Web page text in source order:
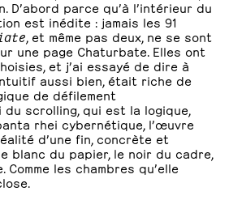
D’abord parce qu’à l’intérieur du
est inédite : jamais les 91
, et même pas deux, ne se sont
une page Chaturbate. Elles ont
et j’ai essayé de dire à
aussi bien, était riche de
de défilement
scrolling, qui est la logique,
rhei cybernétique, l’œuvre
d’une fin, concrète et
blanc du papier, le noir du cadre,
les chambres qu’elle